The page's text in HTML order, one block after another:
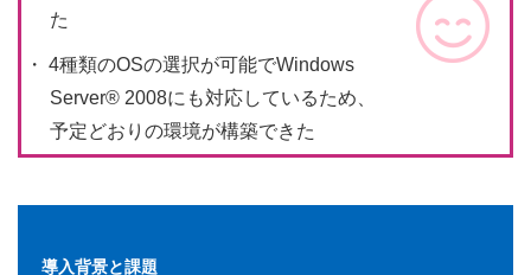
た
4種類のOSの選択が可能でWindows
Server® 2008にも対応しているため、
予定どおりの環境が構築できた
導入背景と課題